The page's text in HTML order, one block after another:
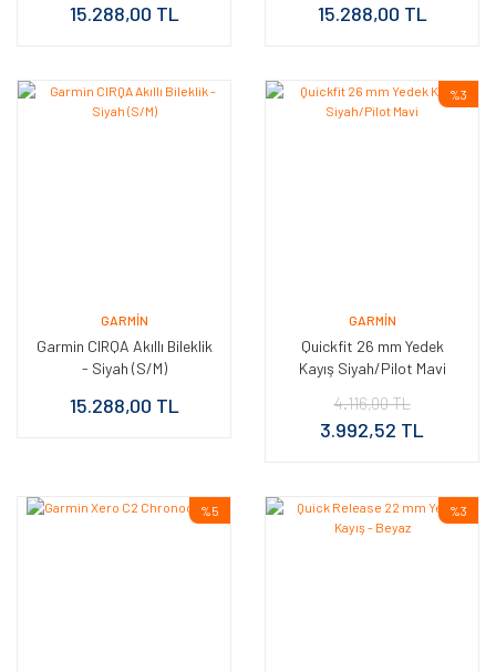
15.288,00 TL 15.288,00 TL
GARMIN
Garmin CIRQA Akıllı Bileklik
- Siyah (S/M)
15.288,00 TL
GARMIN
Quickfit 26 mm Yedek
Kayış Siyah/Pilot Mavi
%3
4.116,00 TL
3.992,52 TL
%5 %3